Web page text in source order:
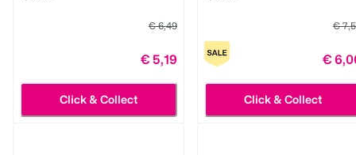
€ 6,49
€ 5,19
Click & Collect
€
€
Click & Collect